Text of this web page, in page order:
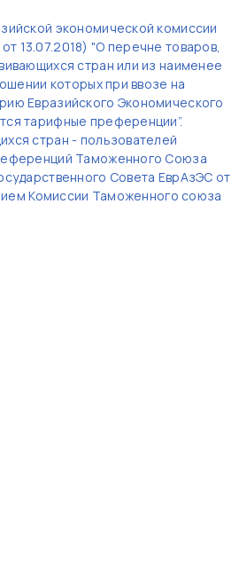
экономической комиссии
от 13.07.2018) "О перечне товаров,
стран или из наименее
которых при ввозе на
Евразийского Экономического
тарифные преференции”.
стран - пользователей
Таможенного Союза
Совета ЕврАзЭС от
Комиссии Таможенного союза